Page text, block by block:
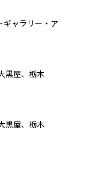
ャラリー・ア
黒屋、栃木
黒屋、栃木